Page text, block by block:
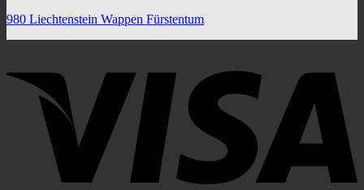
980 Liechtenstein Wappen Fürstentum